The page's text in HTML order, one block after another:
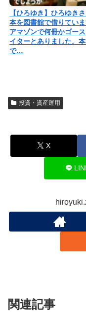
【ひろゆき】ひろゆき
本を図書館で借りていま
アマゾンで何冊かゴー
イターとありました。
で…
投資・資産運用
X
関連記事